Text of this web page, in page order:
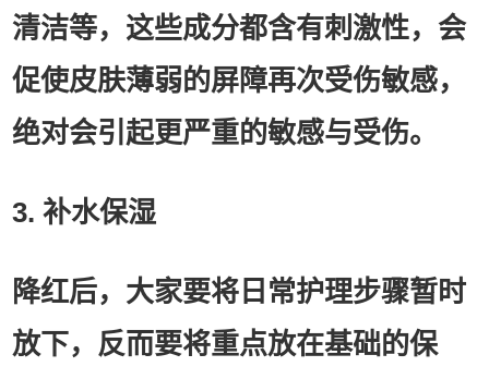
清洁等，这些成分都含有刺激性，会
促使皮肤薄弱的屏障再次受伤敏感，
绝对会引起更严重的敏感与受伤。
3. 补水保湿
降红后，大家要将日常护理步骤暂时
放下，反而要将重点放在基础的保